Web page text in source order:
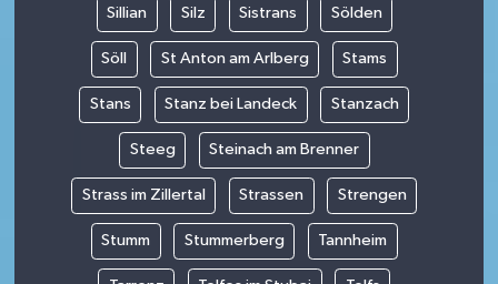
Sillian Silz Sistrans Sölden
Söll St Anton am Arlberg Stams
Stans Stanz bei Landeck Stanzach
Steeg Steinach am Brenner
Strass im Zillertal Strassen Strengen
Stumm Stummerberg Tannheim